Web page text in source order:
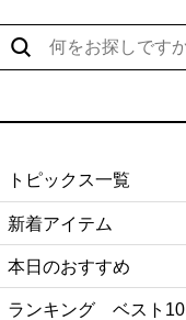
トピックス一覧
新着アイテム
本日のおすすめ
ランキング ベスト10